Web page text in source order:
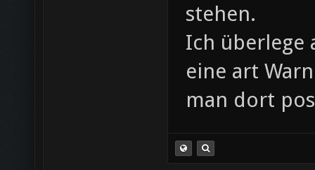
stehen.
Ich überlege
eine art
man dort